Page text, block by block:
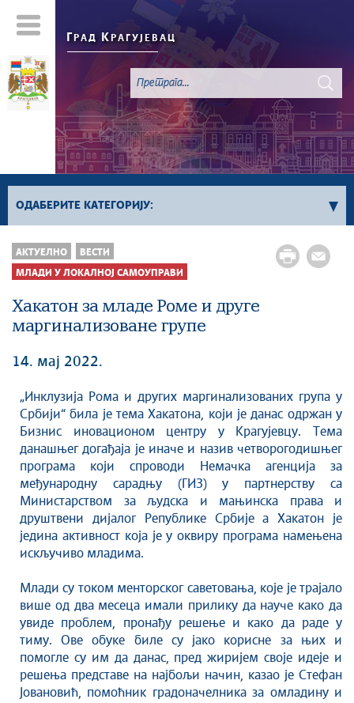
Г РАД К РАГУЈЕВАЦ
ОДАБЕРИТЕ КАТЕГОРИЈУ:
Све вести
Актуелно
Генерално
Односи са јавношћу
Култура
Социјална заштита
Спорт
Седнице Градског већа
Седнице Скупштине
Туризам
Крагујевац - Град у парку
Екологија
Млади у локалној самоуправи
НВО
Међународна сарадња
Позив за медије
Избори
Октобарске свечаности
Образовање
АКТУЕЛНО ВЕСТИ
МЛАДИ У ЛОКАЛНОЈ САМОУПРАВИ
Хакатон за младе Роме и друге
маргинализоване групе
14. мај 2022.
„Инклузија Рома и других маргинализованих група у
Србији“ била је тема Хакатона, који је данас одржан у
Бизнис иновационом центру у Крагујевцу. Тема
данашњег догађаја је иначе и назив четворогодишњег
програма који спроводи Немачка агенција за
међународну сарадњу (ГИЗ) у партнерству са
Министарством за људска и мањинска права и
друштвени дијалог Републике Србије а Хакатон је
једина активност која је у оквиру програма намењена
искључиво младима.
Млади су током менторског саветовања, које је трајало
више од два месеца имали прилику да науче како да
увиде проблем, пронађу решење и како да раде у
тиму. Ове обуке биле су јако корисне за њих и
помогле су им да данас, пред жиријем своје идеје и
решења представе на најбољи начин, казао је Стефан
Јовановић, помоћник градоначелника за омладину и